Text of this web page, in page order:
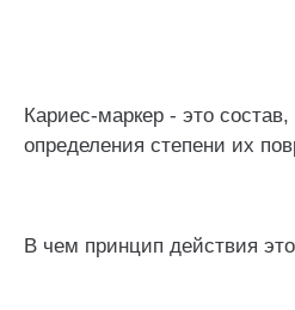
Кариес-маркер - это
определения степени их
В чем принцип действия